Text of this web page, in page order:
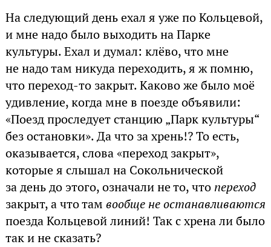
На следующий день ехал я уже по Кольцевой,
и мне надо было выходить на Парке
культуры. Ехал и думал: клёво, что мне
не надо там никуда переходить, я ж помню,
что переход-то закрыт. Каково же было моё
удивление, когда мне в поезде объявили:
«Поезд проследует станцию „Парк культуры“
без остановки». Да что за хрень!? То есть,
оказывается, слова «переход закрыт»,
которые я слышал на Сокольнической
за день до этого, означали не то, что переход
закрыт, а что там вообще не останавливаются
поезда Кольцевой линий! Так с хрена ли было
так и не сказать?